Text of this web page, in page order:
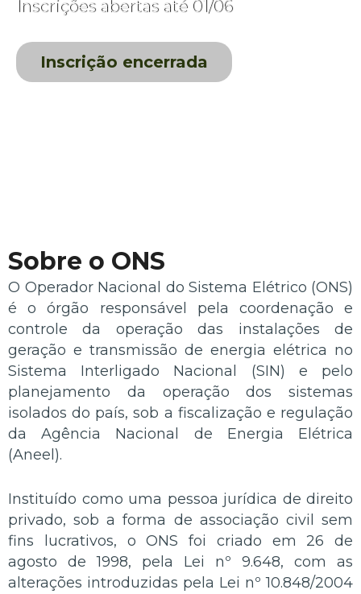
Inscrições abertas até 01/06
Inscrição encerrada
Sobre o ONS
O Operador Nacional do Sistema Elétrico (ONS)
é o órgão responsável pela coordenação e
controle da operação das instalações de
geração e transmissão de energia elétrica no
Sistema Interligado Nacional (SIN) e pelo
planejamento da operação dos sistemas
isolados do país, sob a fiscalização e regulação
da Agência Nacional de Energia Elétrica
(Aneel).
Instituído como uma pessoa jurídica de direito
privado, sob a forma de associação civil sem
fins lucrativos, o ONS foi criado em 26 de
agosto de 1998, pela Lei nº 9.648, com as
alterações introduzidas pela Lei nº 10.848/2004